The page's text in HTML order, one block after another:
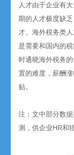
人才由于企业有
期的人才极度缺
才。海外税务类
是需要和国内的
时通晓海外税务
置的难度，薪酬
贴。
注：文中部分数
测，供企业HR和